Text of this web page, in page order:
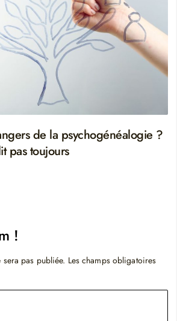
de la psychogénéalogie ?
pas toujours
!
sera pas publiée. Les champs obligatoires